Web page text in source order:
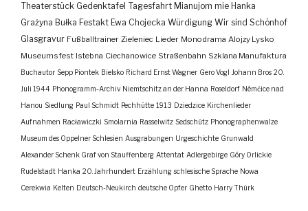
Theaterstück Gedenktafel Tagesfahrt Mianujom mie Hanka
Grażyna Bułka Festakt Ewa Chojecka Würdigung Wir sind Schönhof
Glasgravur Fußballtrainer Zieleniec Lieder Monodrama Alojzy Lysko
Museumsfest Istebna Ciechanowice Straßenbahn Szklana Manufaktura
Buchautor Sepp Piontek Bielsko Richard Ernst Wagner Gero Vogl Johann Bros 20.
Juli 1944 Phonogramm-Archiv Niemtschitz an der Hanna Roseldorf Némčice nad
Hanou Siedlung Paul Schmidt Pechhütte 1913 Dziedzice Kirchenlieder
Aufnahmen Racławiczki Smolarnia Rasselwitz Sedschütz Phonographenwalze
Museum des Oppelner Schlesien Ausgrabungen Urgeschichte Grunwald
Alexander Schenk Graf von Stauffenberg Attentat Adlergebirge Góry Orlickie
Rudelstadt Hanka 20. Jahrhundert Erzählung schlesische Sprache Nowa
Cerekwia Kelten Deutsch-Neukirch deutsche Opfer Ghetto Harry Thürk